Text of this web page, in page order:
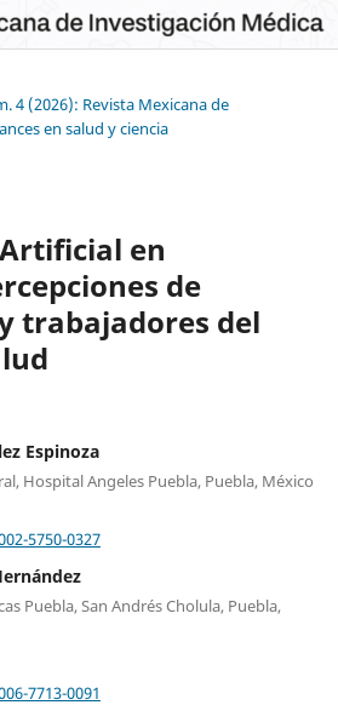
4 (2026): Revista Mexicana de
en salud y ciencia
en
de
trabajadores del
Espinoza
Hospital Angeles Puebla, Puebla, México
5750-0327
Puebla, San Andrés Cholula, Puebla,
7713-0091